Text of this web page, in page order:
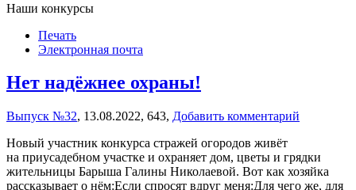
Наши конкурсы
Печать
Электронная почта
Нет надёжнее охраны!
Выпуск №32, 13.08.2022, 643, Добавить комментарий
Новый участник конкурса стражей огородов живёт
на приусадебном участке и охраняет дом, цветы и грядки
жительницы Барыша Галины Николаевой. Вот как хозяйка
рассказывает о нём:Если спросят вдруг меня:Для чего же, для